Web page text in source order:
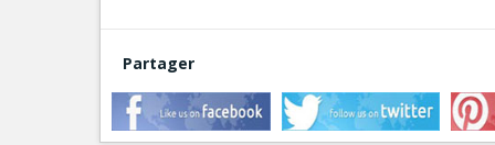
Partager